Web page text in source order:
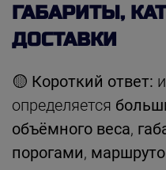
ГАБАРИТЫ,
ДОСТАВКИ
🟡 Короткий ответ:
определяется
объёмного веса,
порогами,